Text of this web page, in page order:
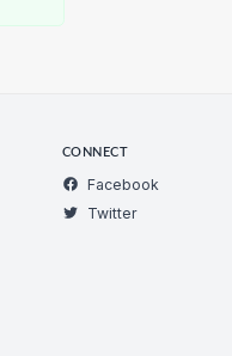
CONNECT
Facebook
Twitter